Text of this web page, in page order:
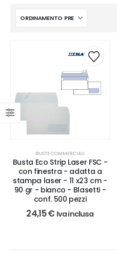
BUSTE COMMERCIALI
Busta Eco Strip Laser FSC -
con finestra - adatta a
stampa laser - 11 x23 cm -
90 gr - bianco - Blasetti -
conf. 500 pezzi
24,15€ Iva inclusa